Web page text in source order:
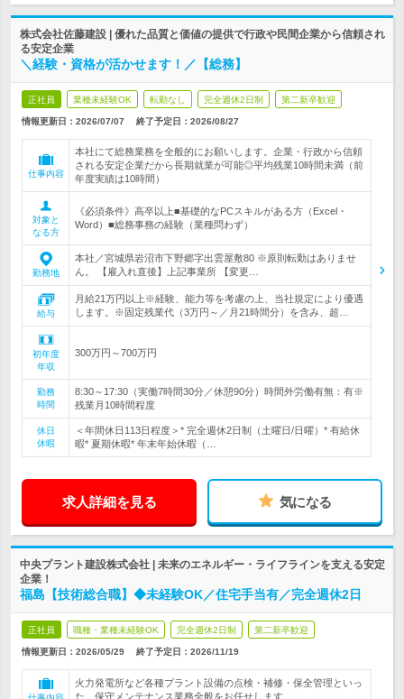
株式会社佐藤建設 | 優れた品質と価値の提供で行政や民間企業から信頼され
る安定企業
＼経験・資格が活かせます！／【総務】
正社員 業種未経験OK 転勤なし 完全週休2日制 第二新卒歓迎
情報更新日：2026/07/07 終了予定日： 2026/08/27
仕事内容
本社にて総務業務を全般的にお願いします。企業・行政から信頼
される安定企業だから長期就業が可能◎平均残業10時間未満（前
年度実績は10時間）
対象と
なる方
《必須条件》高卒以上■基礎的なPCスキルがある方（Excel・
Word）■総務事務の経験（業種問わず）
勤務地
本社／宮城県岩沼市下野郷字出雲屋敷80 ※原則転勤はありませ
ん。 【雇入れ直後】上記事業所 【変更…
給与
月給21万円以上※経験、能力等を考慮の上、当社規定により優遇
します。※固定残業代（3万円～／月21時間分）を含み、超…
初年度
年収
300万円～700万円
勤務
時間
8:30～17:30（実働7時間30分／休憩90分）時間外労働有無：有※
残業月10時間程度
休日
休暇
＜年間休日113日程度＞* 完全週休2日制（土曜日/日曜）* 有給休
暇* 夏期休暇* 年末年始休暇（…
求人詳細を見る 気になる
中央プラント建設株式会社 | 未来のエネルギー・ライフラインを支える安定
企業！
福島【技術総合職】◆未経験OK／住宅手当有／完全週休2日
正社員 職種・業種未経験OK 完全週休2日制 第二新卒歓迎
情報更新日：2026/05/29 終了予定日： 2026/11/19
火力発電所など各種プラント設備の点検・補修・保全管理といっ
た、保守メンテナンス業務全般をお任せします。